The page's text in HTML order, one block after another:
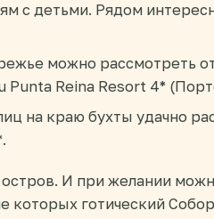
с детьми. Рядом
можно рассмотреть
Punta Reina Resort 4*
на краю бухты удачно
И при желании
которых готический